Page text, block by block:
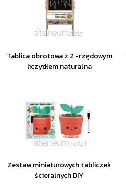
Tablica obrotowa z 2 -rzędowym
liczydłem naturalna
Zestaw miniaturowych tabliczek
ścieralnych DIY